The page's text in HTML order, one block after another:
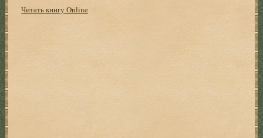
Читать книгу Online